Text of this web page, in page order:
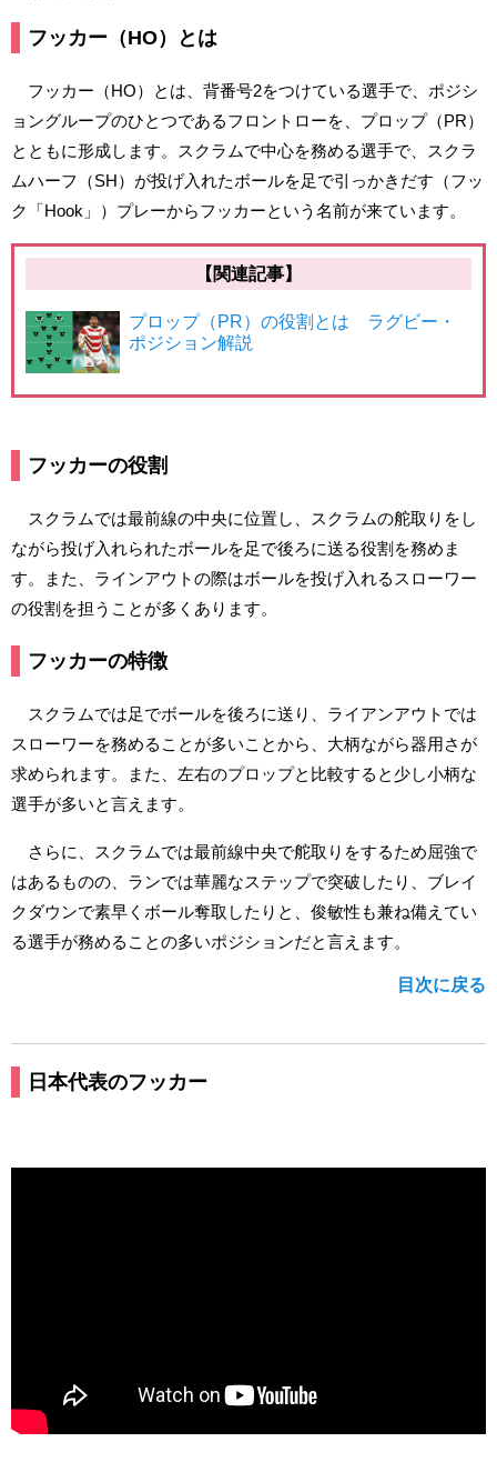
フッカー（HO）とは
フッカー（HO）とは、背番号2をつけている選手で、ポジシ
ョングループのひとつであるフロントローを、プロップ（PR）
とともに形成します。スクラムで中心を務める選手で、スクラ
ムハーフ（SH）が投げ入れたボールを足で引っかきだす（フッ
ク「Hook」）プレーからフッカーという名前が来ています。
【関連記事】
プロップ（PR）の役割とは ラグビー・
ポジション解説
フッカーの役割
スクラムでは最前線の中央に位置し、スクラムの舵取りをし
ながら投げ入れられたボールを足で後ろに送る役割を務めま
す。また、ラインアウトの際はボールを投げ入れるスローワー
の役割を担うことが多くあります。
フッカーの特徴
スクラムでは足でボールを後ろに送り、ライアンアウトでは
スローワーを務めることが多いことから、大柄ながら器用さが
求められます。また、左右のプロップと比較すると少し小柄な
選手が多いと言えます。
さらに、スクラムでは最前線中央で舵取りをするため屈強で
はあるものの、ランでは華麗なステップで突破したり、ブレイ
クダウンで素早くボール奪取したりと、俊敏性も兼ね備えてい
る選手が務めることの多いポジションだと言えます。
目次に戻る
日本代表のフッカー